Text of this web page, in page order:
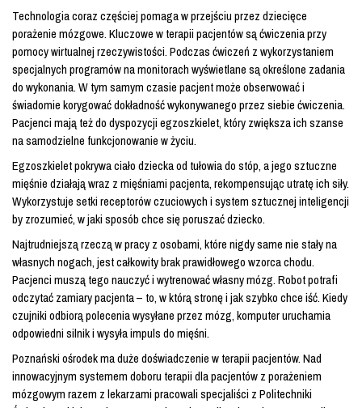
Technologia coraz częściej pomaga w przejściu przez dziecięce
porażenie mózgowe. Kluczowe w terapii pacjentów są ćwiczenia przy
pomocy wirtualnej rzeczywistości. Podczas ćwiczeń z wykorzystaniem
specjalnych programów na monitorach wyświetlane są określone zadania
do wykonania. W tym samym czasie pacjent może obserwować i
świadomie korygować dokładność wykonywanego przez siebie ćwiczenia.
Pacjenci mają też do dyspozycji egzoszkielet, który zwiększa ich szanse
na samodzielne funkcjonowanie w życiu.
Egzoszkielet pokrywa ciało dziecka od tułowia do stóp, a jego sztuczne
mięśnie działają wraz z mięśniami pacjenta, rekompensując utratę ich siły.
Wykorzystuje setki receptorów czuciowych i system sztucznej inteligencji
by zrozumieć, w jaki sposób chce się poruszać dziecko.
Najtrudniejszą rzeczą w pracy z osobami, które nigdy same nie stały na
własnych nogach, jest całkowity brak prawidłowego wzorca chodu.
Pacjenci muszą tego nauczyć i wytrenować własny mózg. Robot potrafi
odczytać zamiary pacjenta – to, w którą stronę i jak szybko chce iść. Kiedy
czujniki odbiorą polecenia wysyłane przez mózg, komputer uruchamia
odpowiedni silnik i wysyła impuls do mięśni.
Poznański ośrodek ma duże doświadczenie w terapii pacjentów. Nad
innowacyjnym systemem doboru terapii dla pacjentów z porażeniem
mózgowym razem z lekarzami pracowali specjaliści z Politechniki